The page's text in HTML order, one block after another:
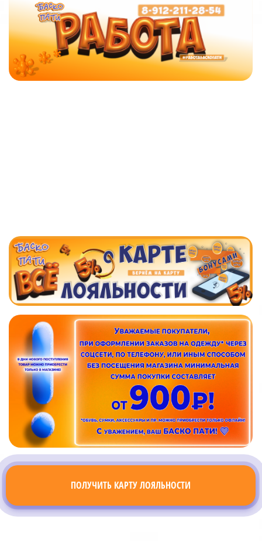
ПОЛУЧИТЬ КАРТУ ЛОЯЛЬНОСТИ